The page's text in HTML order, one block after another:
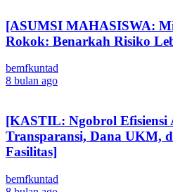
[ASUMSI MAHASISWA:
Rokok: Benarkah Risiko
bemfkuntad
8 bulan ago
[KASTIL: Ngobrol Efisiensi
Transparansi, Dana UKM,
Fasilitas]
bemfkuntad